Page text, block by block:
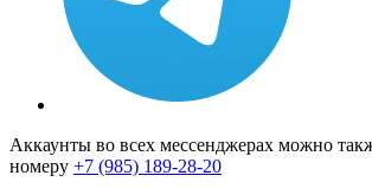
Аккаунты во всех мессенджерах можно
номеру +7 (985) 189-28-20